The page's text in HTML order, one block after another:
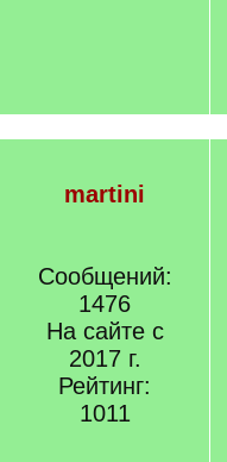
martini
Сообщений:
1476
На сайте с
2017 г.
Рейтинг:
1011